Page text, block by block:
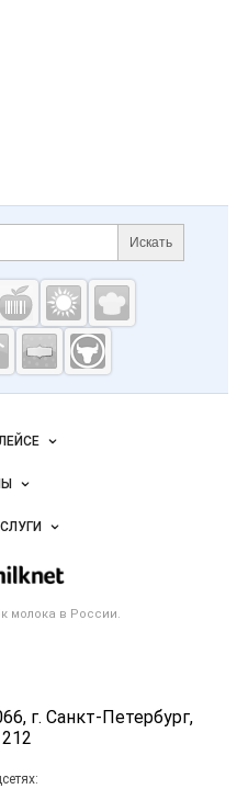
Поиск по сайту и
Искать
проекты
молока в России.
г. Санкт-Петербург,
данных